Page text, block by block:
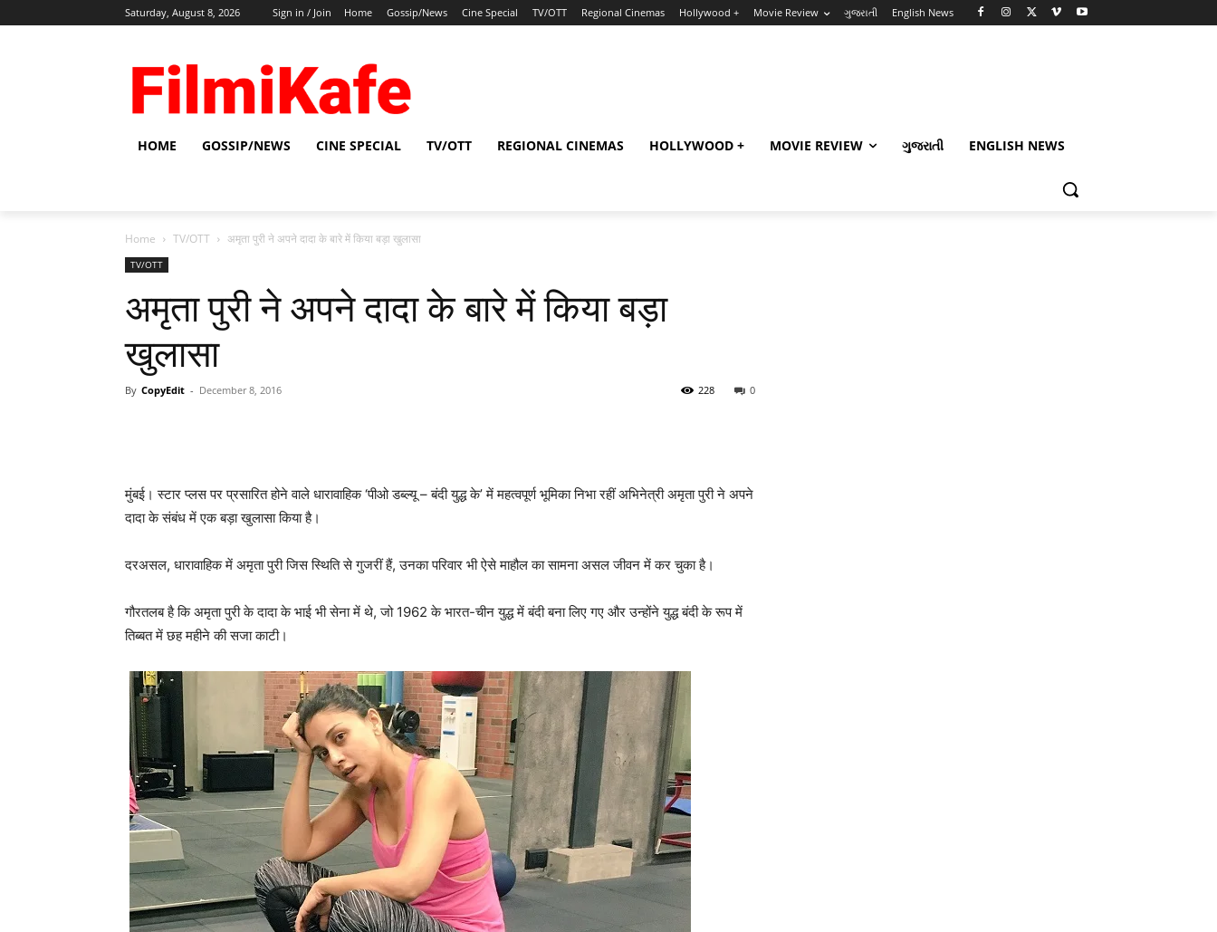
Saturday, August 8, 2026 Sign in / Join Home Gossip/News Cine Special TV/OTT Regional Cinemas Hollywood + Movie Review ગુજરાતી English News
HOME GOSSIP/NEWS CINE SPECIAL TV/OTT REGIONAL CINEMAS HOLLYWOOD + MOVIE REVIEW ગુજરાતી ENGLISH NEWS
Home TV/OTT अमृता पुरी ने अपने दादा के बारे में किया बड़ा खुलासा
TV/OTT
अमृता पुरी ने अपने दादा के बारे में किया बड़ा
खुलासा
By CopyEdit - December 8, 2016 0
228
मुंबई। स्‍टार प्‍लस पर प्रसारित होने वाले धारावाहिक ‘पीओ डब्ल्यू – बंदी युद्ध के’ में महत्‍वपूर्ण भूमिका निभा रहीं अभिनेत्री अमृता पुरी ने अपने
दादा के संबंध में एक बड़ा खुलासा किया है।
दरअसल, धारावाहिक में अमृता पुरी जिस स्‍थिति से गुजरीं हैं, उनका परिवार भी ऐसे माहौल का सामना असल जीवन में कर चुका है।
गौरतलब है कि अमृता पुरी के दादा के भाई भी सेना में थे, जो 1962 के भारत-चीन युद्ध में बंदी बना लिए गए और उन्होंने युद्ध बंदी के रूप में
तिब्बत में छह महीने की सजा काटी।